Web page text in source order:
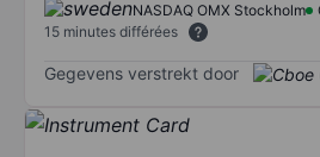
NASDAQ OMX Stockholm
15 minutes différées
Gegevens verstrekt door